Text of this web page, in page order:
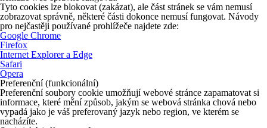
Tyto cookies lze blokovat (zakázat), ale část stránek se vám nemusí
zobrazovat správně, některé části dokonce nemusí fungovat. Návody
pro nejčastěji používané prohlížeče najdete zde:
Google Chrome
Firefox
Internet Explorer a Edge
Safari
Opera
Preferenční (funkcionální)
Preferenční soubory cookie umožňují webové stránce zapamatovat si
informace, které mění způsob, jakým se webová stránka chová nebo
vypadá jako je váš preferovaný jazyk nebo region, ve kterém se
nacházíte.